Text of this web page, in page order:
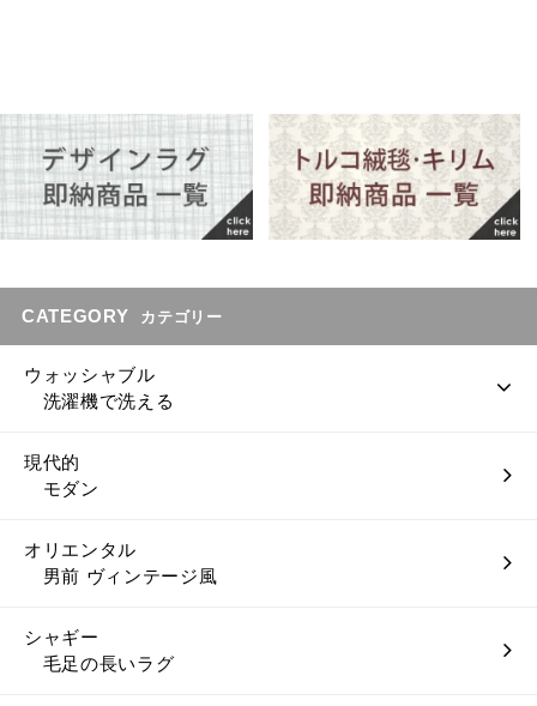
CATEGORY カテゴリー
ウォッシャブル
洗濯機で洗える
現代的
モダン
オリエンタル
男前 ヴィンテージ風
シャギー
毛足の長いラグ